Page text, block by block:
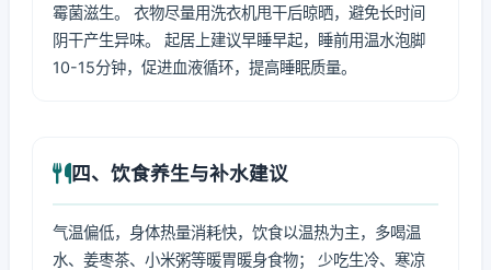
霉菌滋生。 衣物尽量用洗衣机甩干后晾晒，避免长时间
阴干产生异味。 起居上建议早睡早起，睡前用温水泡脚
10-15分钟，促进血液循环，提高睡眠质量。
四、饮食养生与补水建议
气温偏低，身体热量消耗快，饮食以温热为主，多喝温
水、姜枣茶、小米粥等暖胃暖身食物； 少吃生冷、寒凉